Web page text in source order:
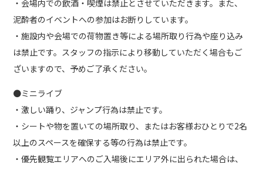
・会場内での飲酒・喫煙は禁止とさせていただきます。また、
泥酔者のイベントへの参加はお断りしています。
・施設内や会場での荷物置き等による場所取り行為や座り込み
は禁止です。スタッフの指示により移動していただく場合もご
ざいますので、予めご了承ください。
●ミニライブ
・激しい踊り、ジャンプ行為は禁止です。
・シートや物を置いての場所取り、またはお客様おひとりで2名
以上のスペースを確保する等の行為は禁止です。
・優先観覧エリアへのご入場後にエリア外に出られた場合は、